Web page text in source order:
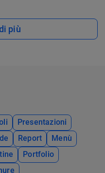
più
Presentazioni
Report
Menù
Portfolio